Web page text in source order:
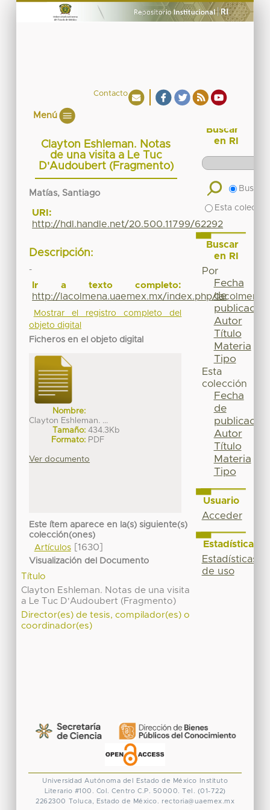
Contacto
Menú
Clayton Eshleman. Notas
de una visita a Le Tuc
D'Audoubert (Fragmento)
Matías, Santiago
URI:
http://hdl.handle.net/20.500.11799/62292
Descripción:
-
Ir a texto completo:
http://lacolmena.uaemex.mx/index.php/
Mostrar el registro completo del
objeto digital
Ficheros en el objeto digital
Nombre:
Clayton Eshleman. ...
Tamaño: 434.3Kb
Formato: PDF
Ver documento
Este ítem aparece en la(s) siguiente(s)
colección(ones)
Artículos[1630]
Visualización del Documento
Título
Clayton Eshleman. Notas de una visita
a Le Tuc D'Audoubert (Fragmento)
Director(es) de tesis, compilador(es) o
coordinador(es)
Buscar
en RI
Buscar
Esta
Buscar
en RI
Por
Fecha
de
publicación
Autor
Título
Materia
Tipo
Esta
colección
Fecha
de
publicación
Autor
Título
Materia
Tipo
Usuario
Acceder
Estadísticas
Estadísticas
de uso
Universidad Autónoma del Estado de México
Instituto
Literario #100. Col. Centro C.P. 50000. Tel. (01-722)
2262300 Toluca, Estado de México. rectoria@uaemex.mx